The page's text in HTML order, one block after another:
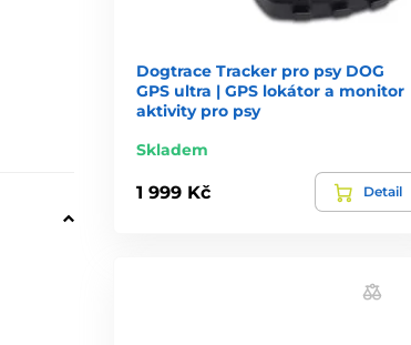
Dogtrace Tracker pro psy DOG
GPS ultra | GPS lokátor a monitor
aktivity pro psy
Skladem
1 999 Kč Detail